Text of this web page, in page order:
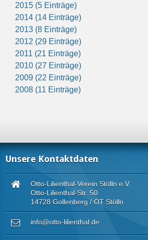
2015 (5 Einträge)
2014 (14 Einträge)
2013 (8 Einträge)
2012 (29 Einträge)
2011 (21 Einträge)
2010 (27 Einträge)
2009 (22 Einträge)
2008 (11 Einträge)
Unsere Kontaktdaten
Otto-Lilienthal-Verein Stölln e.V.
Otto-Lilienthal-Str. 50
14728 Gollenberg / OT Stölln
info@otto-lilienthal.de